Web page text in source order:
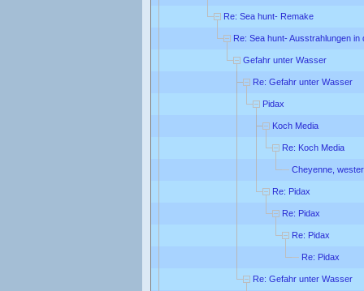
Re: Sea hunt- Remake
Re: Sea hunt- Ausstrahlungen in
Gefahr unter Wasser
Re: Gefahr unter Wasser
Pidax
Koch Media
Re: Koch Media
Cheyenne,
Re: Pidax
Re: Pidax
Re: Pidax
Re: Pidax
Re: Gefahr unter Wasser